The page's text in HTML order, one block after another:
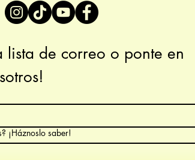
lista de correo o ponte en
¡Háznoslo saber!